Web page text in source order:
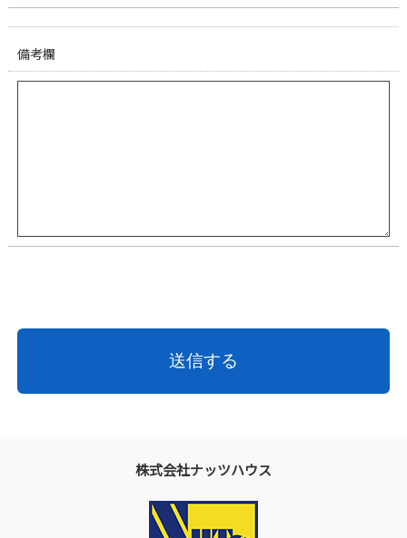
備考欄
株式会社ナッツハウス